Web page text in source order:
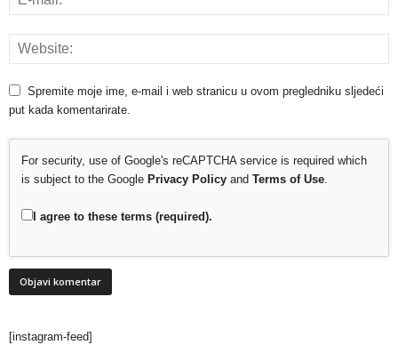
Spremite moje ime, e-mail i web stranicu u ovom pregledniku sljedeći
put kada komentarirate.
For security, use of Google's reCAPTCHA service is required which
is subject to the Google Privacy Policy and Terms of Use.
I agree to these terms (required).
[instagram-feed]